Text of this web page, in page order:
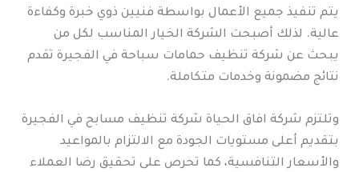
يتم تنفيذ جميع الأعمال بواسطة فنيين ذوي خبرة وكفاءة
عالية. لذلك أصبحت الشركة الخيار المناسب لكل من
يبحث عن شركة تنظيف حمامات سباحة في الفجيرة تقدم
نتائج مضمونة وخدمات متكاملة.
وتلتزم شركة افاق الحياة شركة تنظيف مسابح في الفجيرة
بتقديم أعلى مستويات الجودة مع الالتزام بالمواعيد
والأسعار التنافسية، كما تحرص على تحقيق رضا العملاء